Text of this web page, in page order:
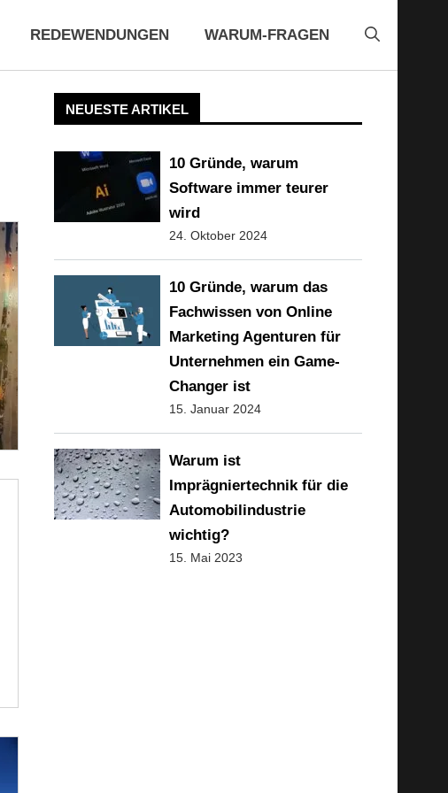
REDEWENDUNGEN WARUM-FRAGEN
NEUESTE ARTIKEL
10 Gründe, warum
Software immer teurer
wird
24. Oktober 2024
10 Gründe, warum das
Fachwissen von Online
Marketing Agenturen für
Unternehmen ein Game-
Changer ist
15. Januar 2024
Warum ist
Imprägniertechnik für die
Automobilindustrie
wichtig?
15. Mai 2023